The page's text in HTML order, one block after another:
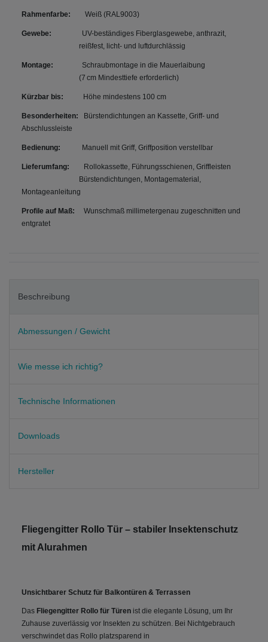
Rahmenfarbe: Weiß (RAL9003)
Gewebe: UV-beständiges Fiberglasgewebe, anthrazit,
reißfest, licht- und luftdurchlässig
Montage: Schraubmontage in die Mauerlaibung
(7 cm Mindesttiefe erforderlich)
Kürzbar bis: Höhe mindestens 100 cm
Besonderheiten: Bürstendichtungen an Kassette, Griff- und
Abschlussleiste
Bedienung: Manuell mit Griff, Griffposition verstellbar
Lieferumfang: Rollokassette, Führungsschienen, Griffleisten
Bürstendichtungen, Montagematerial,
Montageanleitung
Profile auf Maß: Wunschmaß millimetergenau zugeschnitten und
entgratet
Beschreibung
Abmessungen / Gewicht
Wie messe ich richtig?
Technische Informationen
Downloads
Hersteller
Fliegengitter Rollo Tür – stabiler Insektenschutz
mit Alurahmen
Unsichtbarer Schutz für Balkontüren & Terrassen
Das Fliegengitter Rollo für Türen ist die elegante Lösung, um Ihr
Zuhause zuverlässig vor Insekten zu schützen. Bei Nichtgebrauch
verschwindet das Rollo platzsparend in